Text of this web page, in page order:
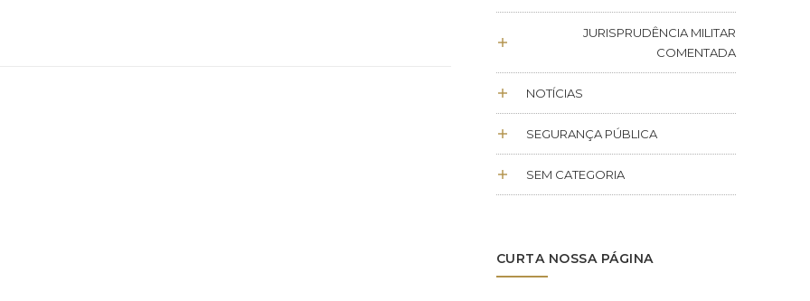
JURISPRUDÊNCIA MILITAR
COMENTADA
NOTÍCIAS
SEGURANÇA PÚBLICA
SEM CATEGORIA
CURTA NOSSA PÁGINA